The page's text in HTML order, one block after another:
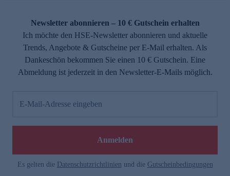
Newsletter abonnieren – 10 € Gutschein erhalten
Ich möchte den HSE-Newsletter abonnieren und aktuelle
Trends, Angebote & Gutscheine per E-Mail erhalten. Als
Dankeschön bekommen Sie einen 10 € Gutschein. Eine
Abmeldung ist jederzeit in den Newsletter-E-Mails möglich.
E-Mail-Adresse eingeben
Anmelden
Es gelten die Datenschutzrichtlinien und die Gutscheinbedingungen